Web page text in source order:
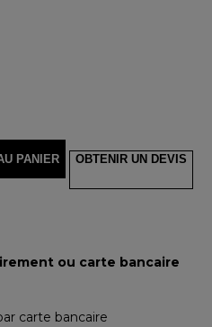
PANIER OBTENIR UN DEVIS
ou carte bancaire
carte bancaire